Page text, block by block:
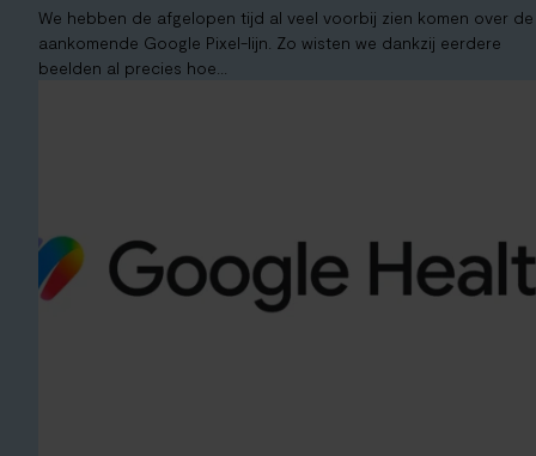
We hebben de afgelopen tijd al veel voorbij zien komen over de
aankomende Google Pixel-lijn. Zo wisten we dankzij eerdere
beelden al precies hoe...